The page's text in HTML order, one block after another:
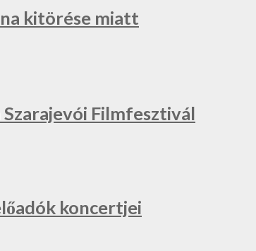
kitörése miatt
Filmfesztivál
koncertjei